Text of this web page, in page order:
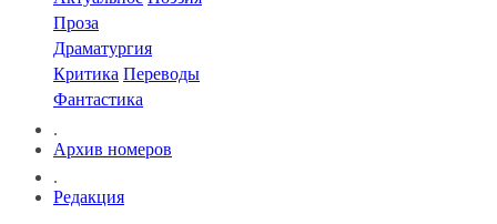
Проза
Драматургия
Критика Переводы
Фантастика
.
Архив номеров
.
Редакция